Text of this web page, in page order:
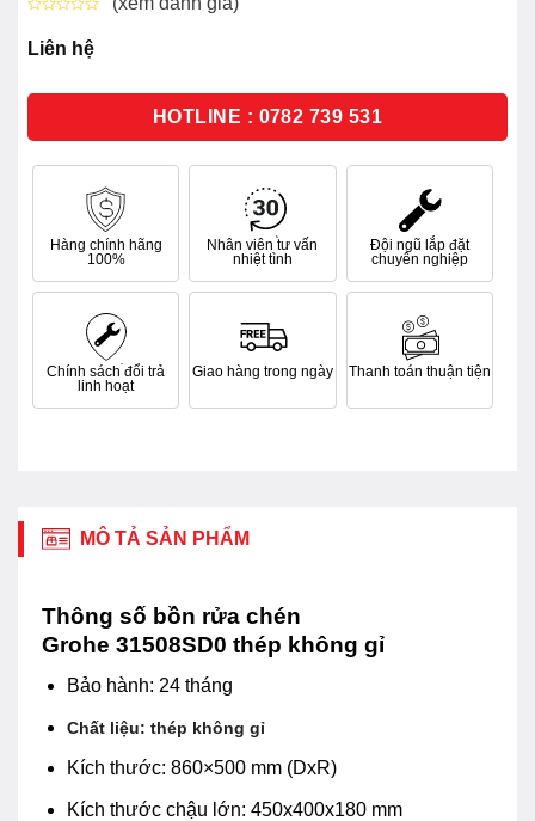
xếp
hạng
sao
Liên hệ
HOTLINE : 0782 739 531
Hàng chính hãng
100%
Nhân viên tư vấn
nhiệt tình
Đội ngũ lắp đặt
chuyên nghiệp
Chính sách đổi trả
linh hoạt
Giao hàng trong ngày Thanh toán thuận tiện
MÔ TẢ SẢN PHẨM
Thông số bồn rửa chén
Grohe 31508SD0 thép không gỉ
Bảo hành: 24 tháng
Chất liệu: thép không gỉ
Kích thước: 860×500 mm (DxR)
Kích thước chậu lớn: 450x400x180 mm